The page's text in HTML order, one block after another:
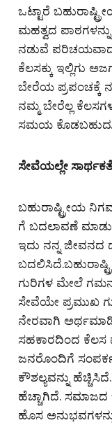
ಒಟ್ಟಾರೆ
ಮಹತ್ವದ
ನಡುವೆ
ಕೆಲಸಕ್ಕು ಇಲ್ಲಿಗು
ಬೇರೆಯ ಪ್ರಪಂಚಕ್ಕೆ
ನಮ್ಮ ಬೇರೆಲ್ಲ
ಸಮಯ
ಸೇವೆಯಲ್ಲೇ
ಬಹುರಾಷ್ಟ್ರೀಯ
ಗೆ ಬದಲಾವಣೆ
ಇದು ನನ್ನ ಜೀವನದ
ಗುರಿಗಳ ಮೇಲೆ ಗಮನ
ಸೇವೆಯೇ ಪ್ರಮುಖ
ನೇರವಾಗಿ
ಸಹಕಾರದಿಂದ ಕೆಲಸ
ಜನರೊಂದಿಗೆ
ಕೌಶಲ್ಯವನ್ನು
ಹೆಚ್ಚಾಗಿದೆ. ಸಮಾಜದ
ಹೊಸ